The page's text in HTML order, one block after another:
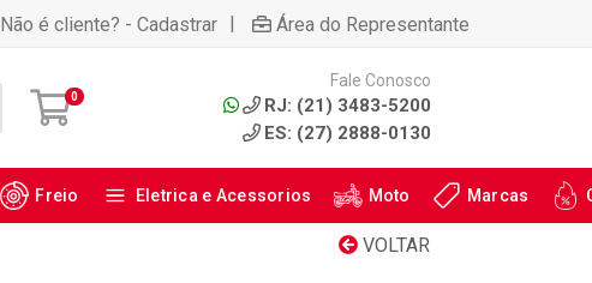
Não é cliente? - Cadastrar | Área do Representante
0
Fale Conosco
RJ: (21) 3483-5200
ES: (27) 2888-0130
Freio Eletrica e Acessorios Moto Marcas
VOLTAR